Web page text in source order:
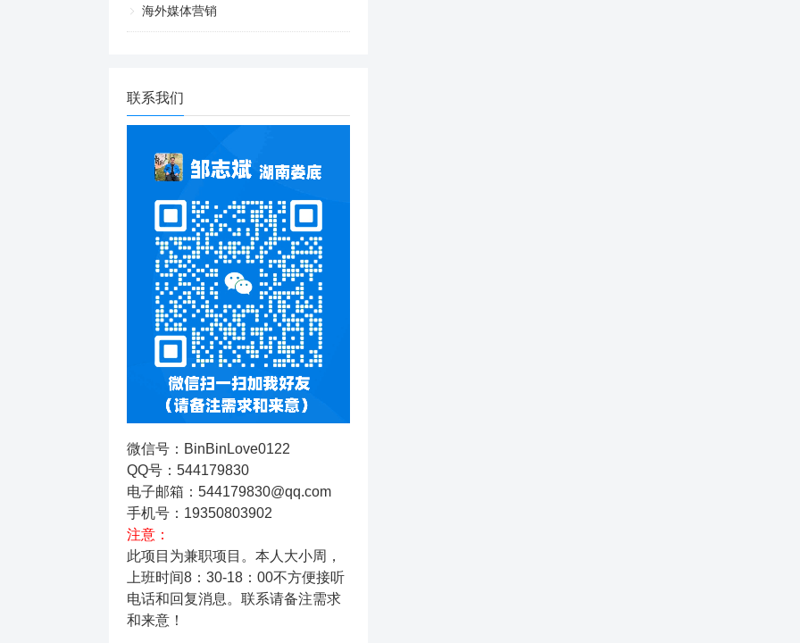
海外媒体营销
联系我们
微信号：BinBinLove0122
QQ号：544179830
电子邮箱：544179830@qq.com
手机号：19350803902
注意：
此项目为兼职项目。本人大小周，
上班时间8：30-18：00不方便接听
电话和回复消息。 联系请备注需求
和来意！